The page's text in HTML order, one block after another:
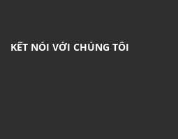
KẾT NÓI VỚI CHÚNG TÔI